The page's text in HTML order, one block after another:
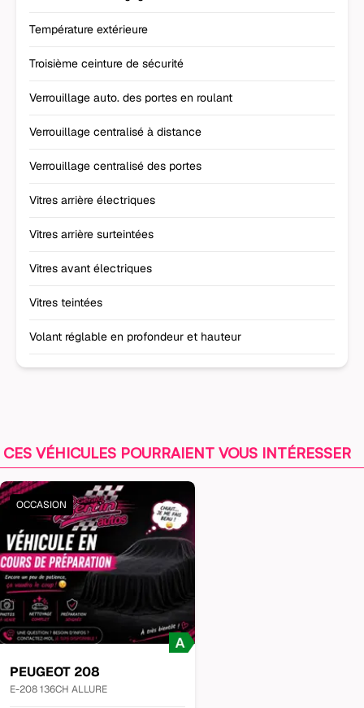
Température extérieure
Troisième ceinture de sécurité
Verrouillage auto. des portes en roulant
Verrouillage centralisé à distance
Verrouillage centralisé des portes
Vitres arrière électriques
Vitres arrière surteintées
Vitres avant électriques
Vitres teintées
Volant réglable en profondeur et hauteur
CES VÉHICULES POURRAIENT VOUS INTÉRESSER
OCCASION
PEUGEOT 208
E-208 136CH ALLURE